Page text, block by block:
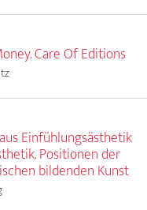
Care Of Editions
Einfühlungsästhetik
Positionen der
bildenden Kunst